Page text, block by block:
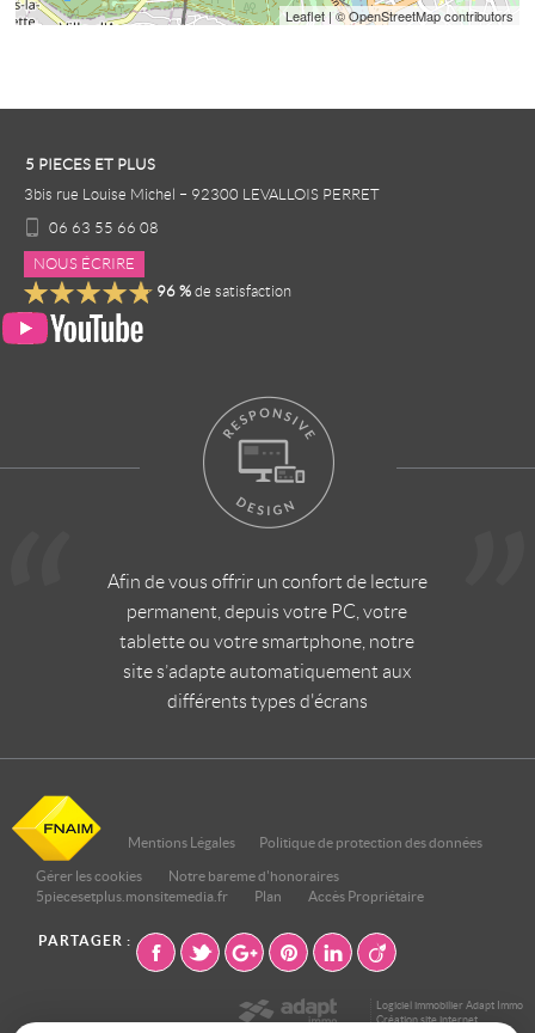
Leaflet| © OpenStreetMap contributors
5 PIECES ET PLUS
3bis rue Louise Michel – 92300 LEVALLOIS PERRET
06 63 55 66 08
NOUS ÉCRIRE
96 % de satisfaction
Afin de vous offrir un confort de lecture
permanent, depuis votre PC, votre
tablette ou votre smartphone, notre
site s’adapte automatiquement aux
différents types d'écrans
Mentions Légales Politique de protection des données
Gérer les cookies
Notre bareme d'honoraires
5piecesetplus.monsitemedia.fr
Plan Accès Propriétaire
PARTAGER :
Logiciel immobilier Adapt Immo
Création site internet